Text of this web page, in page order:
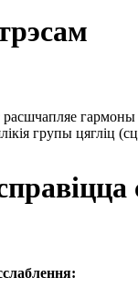
групы цягліц
слаблення: